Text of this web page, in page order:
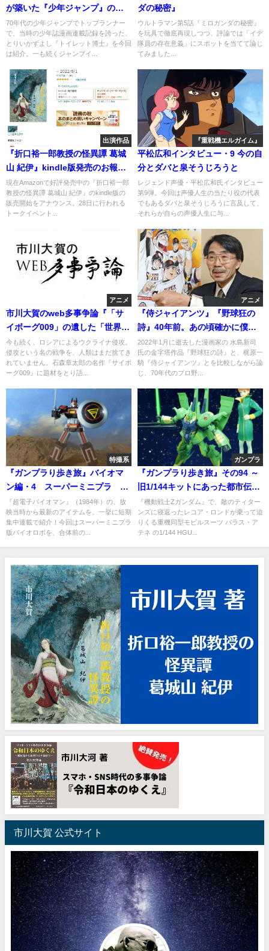
が築いた『少年ジャンプ』の
「友情・努力・勝利」
70年代の少年ジャンプでトップランナー
で、当時の少年誌漫画連載記録を誇った、
とりいかずよし『トイレット博士』を今回
は紹介。一も続くジャンプイ...
ダの秘密』
ウルトラマン第5話『ミロガンダの秘密』
を玩具で徹底再現しつつ、評論では「イデ
隊員の存在意義」にスポットを当てて論じ
てみました...
出演作品
『折口裕一郎教授の怪異譚 葛城
山 紀伊』kindle版発売のお報せ
（あとトークイベント）
現在Amazonで好評発売中の『折口裕一郎
教授の怪異譚 葛城山 紀伊』のkindle版の
販売開始をアナウンス。28日に行われる
トークイベント...
『重戦機エルガイム』
平松広和インタビュー・9 今の自
分とダバと泉そうじろうと
レジェンド声優・平松広和氏インタビュー
第9弾。今回は声優人生の当たり役の代表
でもあるダバと泉そうじろうに言及して、
それらが自らの声優人生に与...
アニメ
市川大賀のweb多事争論『「サ
イボーグ009」の遺した「世界に
平和を…」』
今も続く、ロシアによるウクライナ侵攻。
侵攻という名の戦争を、人類はまだ捨てき
れていません。石森章太郎の名作『サイボ
ーグ009』に題材をとり語...
アニメ
『侍ジャイアンツ』『野球狂の
詩』40年前。あの頃確かに僕
は、野球少年だった
2022年1月に逝去した漫画家の 水島新司
氏の金字塔作品『野球狂の詩』と、梶原一
騎『侍ジャイアンツ』とを比較しながら論
じ、70年代のプロ野...
特撮系
『ガンプラり歩き旅』バイオマ
ン編・4 スーパーミニプラ バ
イオロボ 1
『超電子バイオマン』（1984年）の、放
映当時から最新のアイテムを、一挙に短期
集中連載で紹介！今回はスーパーミニプラ
版バイオロボを、合体前の...
ガンプラ
『ガンプラり歩き旅』その94 ～
旧1/144キットにあった都市伝
説？ パラス・アテネ、HGUCで
舞い戻る！～
『機動戦士Zガンダム』で、敵のティター
ンズに寝返ったレコア・ロンドが乗って迫
りくる重機同型モビルスーツ パラス・ア
テネ の1/144 HGU...
市川大賀 公式サイト